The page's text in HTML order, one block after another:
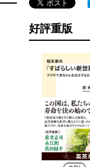
好評重版